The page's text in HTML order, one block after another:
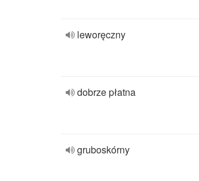
leworęczny
dobrze płatna
gruboskórny